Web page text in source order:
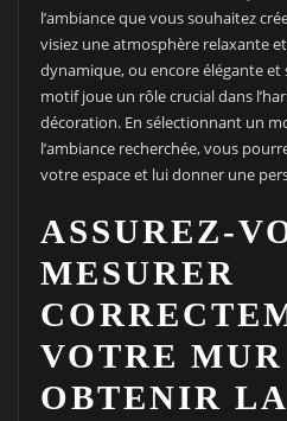
l’ambiance que vous souhaitez
visiez une atmosphère relaxante
dynamique, ou encore élégante
motif joue un rôle crucial dans
décoration. En sélectionnant un
l’ambiance recherchée, vous
votre espace et lui donner une
ASSUREZ-
MESURER
VOTRE
OBTENIR